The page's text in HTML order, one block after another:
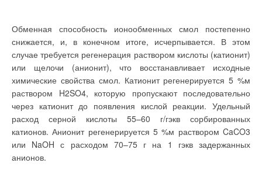
Обменная способность ионообменных смол постепенно
снижается, и, в конечном итоге, исчерпывается. В этом
случае требуется регенерация раствором кислоты (катионит)
или щелочи (анионит), что восстанавливает исходные
химические свойства смол. Катионит регенерируется 5 %м
раствором H2SO4, которую пропускают последовательно
через катионит до появления кислой реакции. Удельный
расход серной кислоты 55–60 г/гэкв сорбированных
катионов. Анионит регенерируется 5 %м раствором CaCO3
или NaOH с расходом 70–75 г на 1 гэкв задержанных
анионов.
выравниванием колебаний
расхода промежуточного
теплоносителя (в варианте
со стабилизированными
температурами).На рис. 5
представлена
принципиальная схема
системы комплексного
использования тепловых
ВЭР с промежуточным
теплоносителем и
последовательным его
нагревом энергоносителями
ВЭР. Отличие настоящей
схемы от предыдущей в том,
теплоноситель
потребностей
? погодозависимое
управление —
температура
теплоносителя в
контурах должны
определяться исходя
из погодных условий
температуры) и
температуры
помещений, а в ряде
случаев к указанным
параметрам
влажность и